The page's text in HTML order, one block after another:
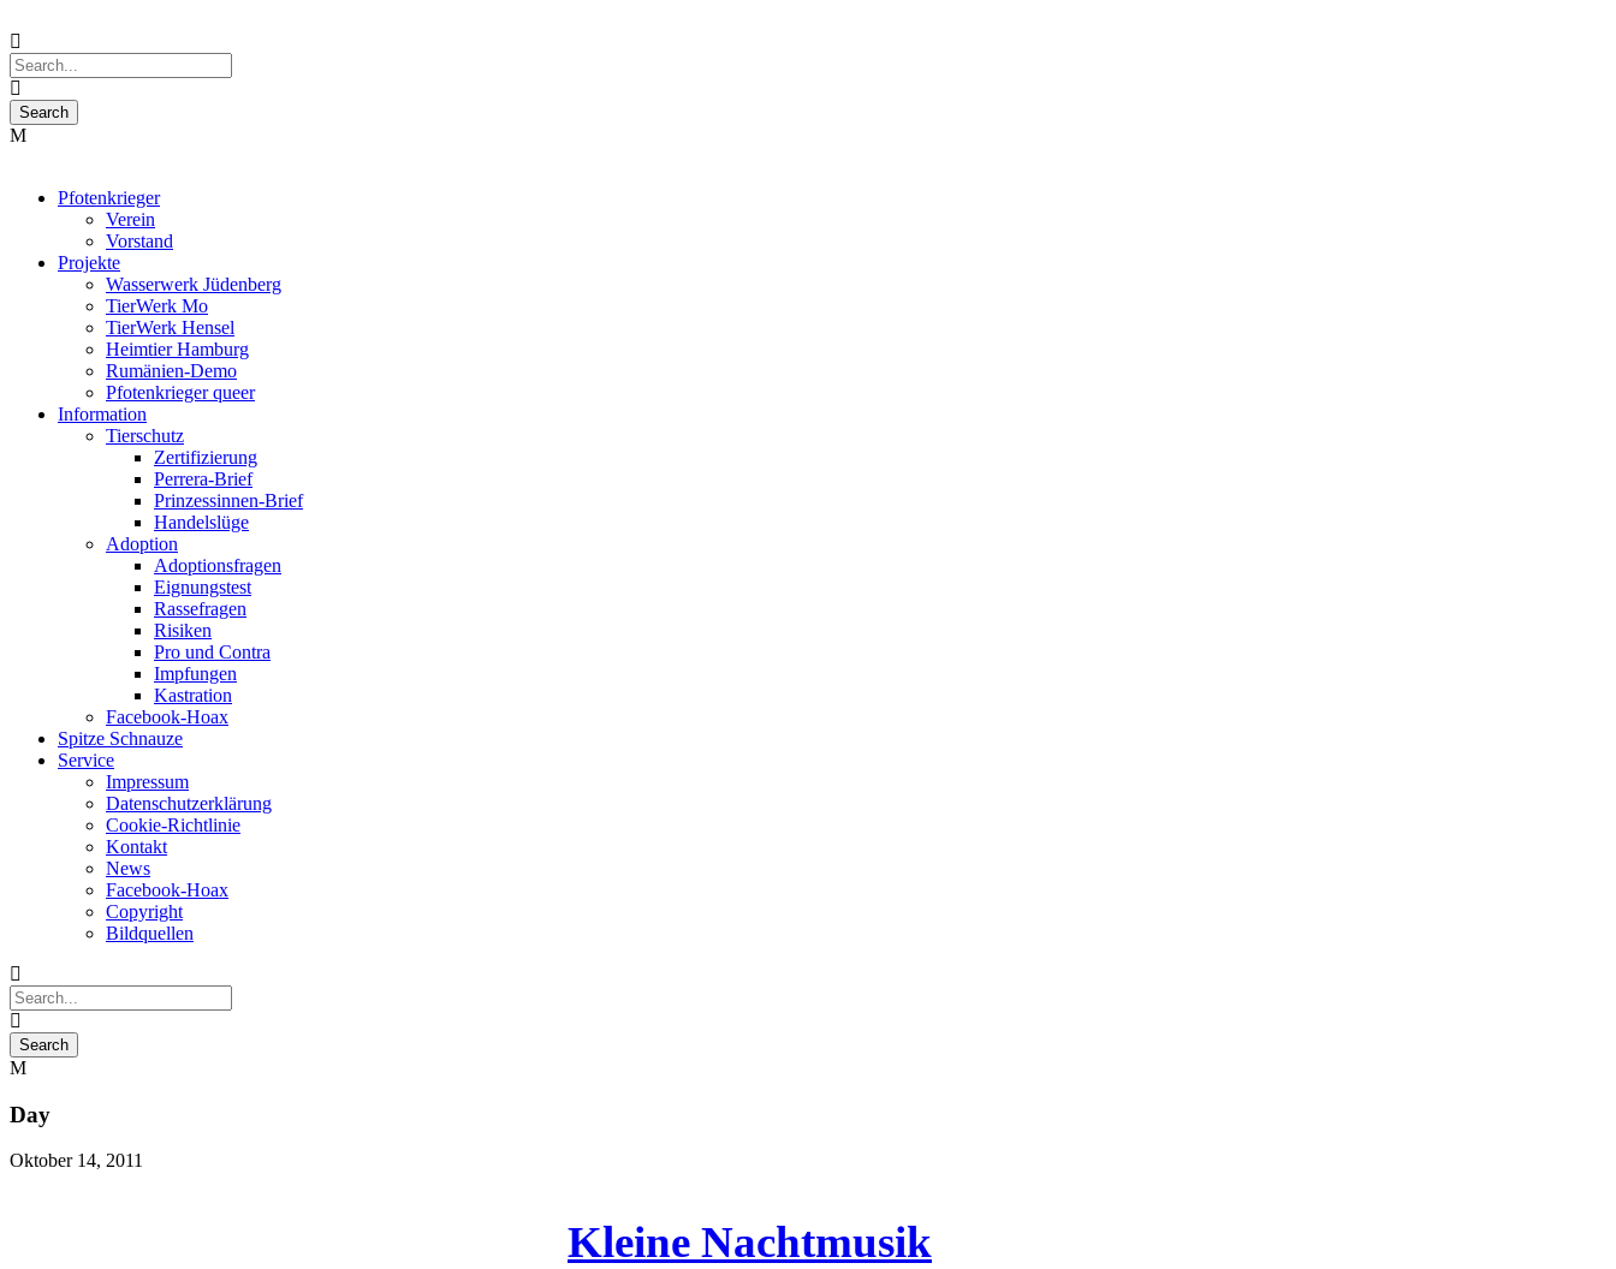
Pfotenkrieger
Verein
Vorstand
Projekte
Wasserwerk Jüdenberg
TierWerk Mo
TierWerk Hensel
Heimtier Hamburg
Rumänien-Demo
Pfotenkrieger queer
Information
Tierschutz
Zertifizierung
Perrera-Brief
Prinzessinnen-Brief
Handelslüge
Adoption
Adoptionsfragen
Eignungstest
Rassefragen
Risiken
Pro und Contra
Impfungen
Kastration
Facebook-Hoax
Spitze Schnauze
Service
Impressum
Datenschutzerklärung
Cookie-Richtlinie
Kontakt
News
Facebook-Hoax
Copyright
Bildquellen
Day
Oktober 14, 2011
Kleine Nachtmusik